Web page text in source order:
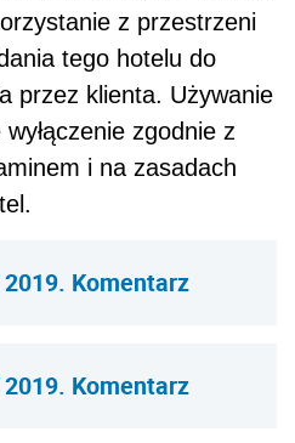
z przestrzeni
tego hotelu do
przez klienta. Używanie
zgodnie z
i na zasadach
2019. Komentarz
2019. Komentarz